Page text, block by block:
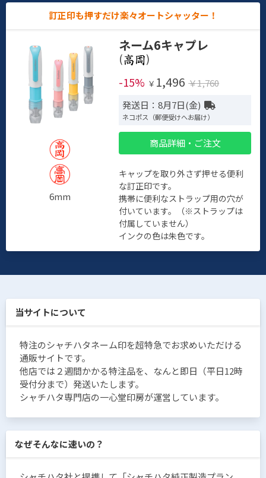
訂正印も押すだけ楽々オートシャッター！
6mm
ネーム6キャプレ
(
)
-15% ￥ 1,496 ￥1,760
発送日：8月7日(金)
ネコポス（郵便受けへお届け）
商品詳細・ご注文
キャップを取り外さず押せる便利
な訂正印です。
携帯に便利なストラップ用の穴が
付いています。（※ストラップは
付属していません）
インクの色は朱色です。
当サイトについて
特注のシャチハタネーム印を超特急でお求めいただける
通販サイトです。
他店では２週間かかる特注品を、なんと即日（平日12時
受付分まで）発送いたします。
シャチハタ専門店の一心堂印房が運営しています。
なぜそんなに速いの？